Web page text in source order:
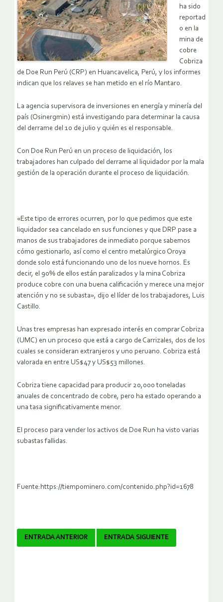
ha sido
reportad
o en la
mina de
cobre
Cobriza
de Doe Run Perú (CRP) en Huancavelica, Perú, y los informes
indican que los relaves se han metido en el río Mantaro.
La agencia supervisora de inversiones en energía y minería del
país (Osinergmin) está investigando para determinar la causa
del derrame del 10 de julio y quién es el responsable.
Con Doe Run Perú en un proceso de liquidación, los
trabajadores han culpado del derrame al liquidador por la mala
gestión de la operación durante el proceso de liquidación.
«Este tipo de errores ocurren, por lo que pedimos que este
liquidador sea cancelado en sus funciones y que DRP pase a
manos de sus trabajadores de inmediato porque sabemos
cómo gestionarlo, así como el centro metalúrgico Oroya
donde solo está funcionando uno de los nueve hornos. Es
decir, el 90% de ellos están paralizados y la mina Cobriza
produce cobre con una buena calificación y merece una mejor
atención y no se subasta», dijo el líder de los trabajadores, Luis
Castillo.
Unas tres empresas han expresado interés en comprar Cobriza
(UMC) en un proceso que está a cargo de Carrizales, dos de los
cuales se consideran extranjeros y uno peruano. Cobriza está
valorada en entre US$47 y US$53 millones.
Cobriza tiene capacidad para producir 20,000 toneladas
anuales de concentrado de cobre, pero ha estado operando a
una tasa significativamente menor.
El proceso para vender los activos de Doe Run ha visto varias
subastas fallidas.
Fuente:https://tiempominero.com/contenido.php?id=1678
Navegador
ENTRADA ANTERIOR ENTRADA SIGUIENTE